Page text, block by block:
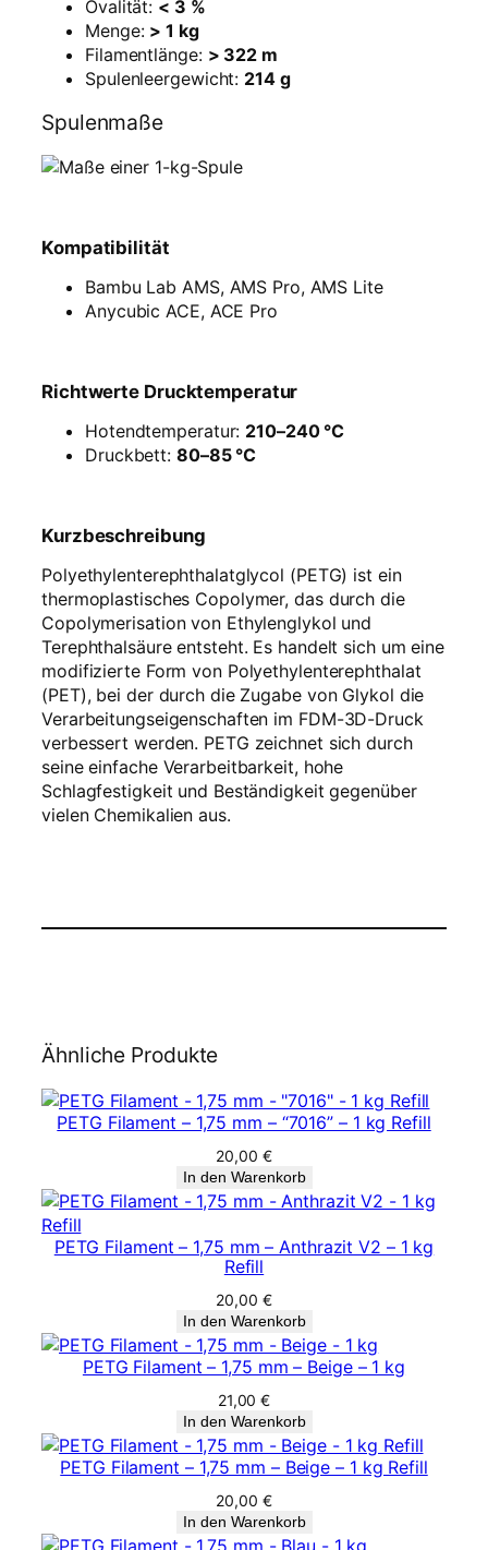
Ovalität: < 3 %
Menge: > 1 kg
Filamentlänge: > 322 m
Spulenleergewicht: 214 g
Spulenmaße
Kompatibilität
Bambu Lab AMS, AMS Pro, AMS Lite
Anycubic ACE, ACE Pro
Richtwerte Drucktemperatur
Hotendtemperatur: 210–240 °C
Druckbett: 80–85 °C
Kurzbeschreibung
Polyethylenterephthalatglycol (PETG) ist ein
thermoplastisches Copolymer, das durch die
Copolymerisation von Ethylenglykol und
Terephthalsäure entsteht. Es handelt sich um eine
modifizierte Form von Polyethylenterephthalat
(PET), bei der durch die Zugabe von Glykol die
Verarbeitungseigenschaften im FDM-3D-Druck
verbessert werden. PETG zeichnet sich durch
seine einfache Verarbeitbarkeit, hohe
Schlagfestigkeit und Beständigkeit gegenüber
vielen Chemikalien aus.
Ähnliche Produkte
PETG Filament – 1,75 mm – “7016” – 1 kg Refill
20,00 €
In den Warenkorb
PETG Filament – 1,75 mm – Anthrazit V2 – 1 kg
Refill
20,00 €
In den Warenkorb
PETG Filament – 1,75 mm – Beige – 1 kg
21,00€
In den Warenkorb
PETG Filament – 1,75 mm – Beige – 1 kg Refill
20,00 €
In den Warenkorb